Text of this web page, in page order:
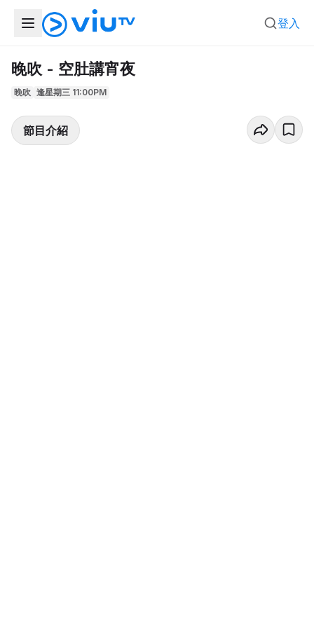
登入
晚吹 - 空肚講宵夜
晚吹 逢星期三 11:00PM
節目介紹